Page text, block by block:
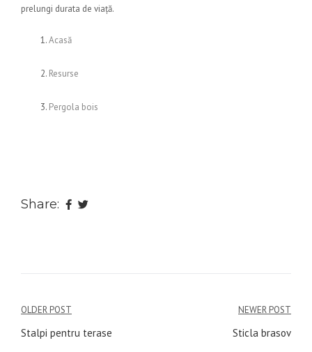
prelungi durata de viață.
Acasă
Resurse
Pergola bois
Share:
Navigare
în
OLDER POST
Stalpi pentru terase
NEWER POST
Sticla brasov